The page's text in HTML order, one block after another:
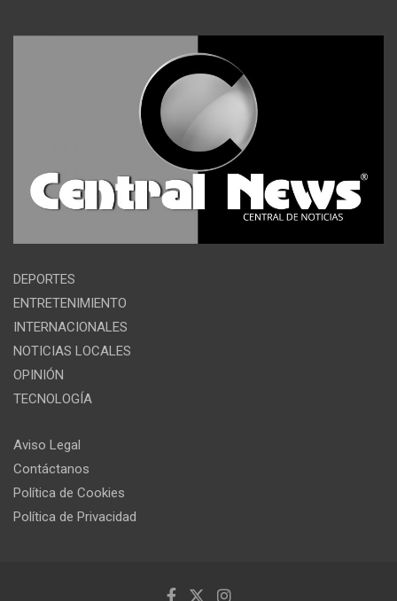
DEPORTES
ENTRETENIMIENTO
INTERNACIONALES
NOTICIAS LOCALES
OPINIÓN
TECNOLOGÍA
Aviso Legal
Contáctanos
Política de Cookies
Política de Privacidad